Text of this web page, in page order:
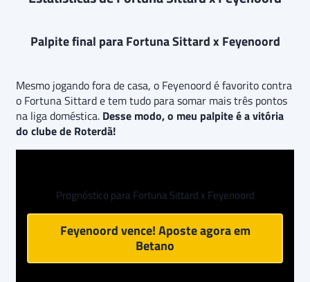
Palpite final para Fortuna Sittard x Feyenoord
Mesmo jogando fora de casa, o Feyenoord é favorito contra
o Fortuna Sittard e tem tudo para somar mais três pontos
na liga doméstica. Desse modo, o meu palpite é a vitória
do clube de Roterdã!
Prognóstico para Fortuna Sittard x Feyenoord
Feyenoord vence! Aposte agora em
Betano